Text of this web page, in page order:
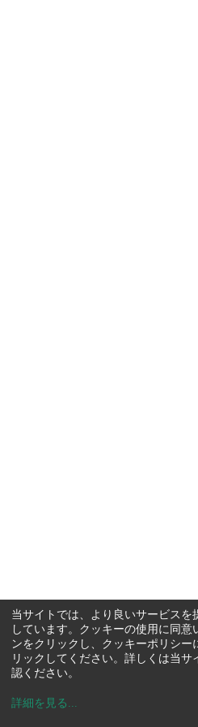
当サイトでは、より良いサービスを
しています。クッキーの使用に同
ンをクリックし、クッキーポリシー
リックしてください。詳しくは当サ
認ください。
詳細を見る ...